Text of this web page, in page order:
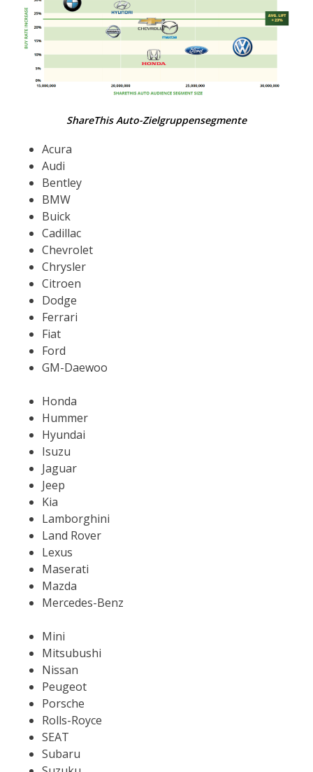
ShareThis Auto-Zielgruppensegmente
Acura
Audi
Bentley
BMW
Buick
Cadillac
Chevrolet
Chrysler
Citroen
Dodge
Ferrari
Fiat
Ford
GM-Daewoo
Honda
Hummer
Hyundai
Isuzu
Jaguar
Jeep
Kia
Lamborghini
Land Rover
Lexus
Maserati
Mazda
Mercedes-Benz
Mini
Mitsubushi
Nissan
Peugeot
Porsche
Rolls-Royce
SEAT
Subaru